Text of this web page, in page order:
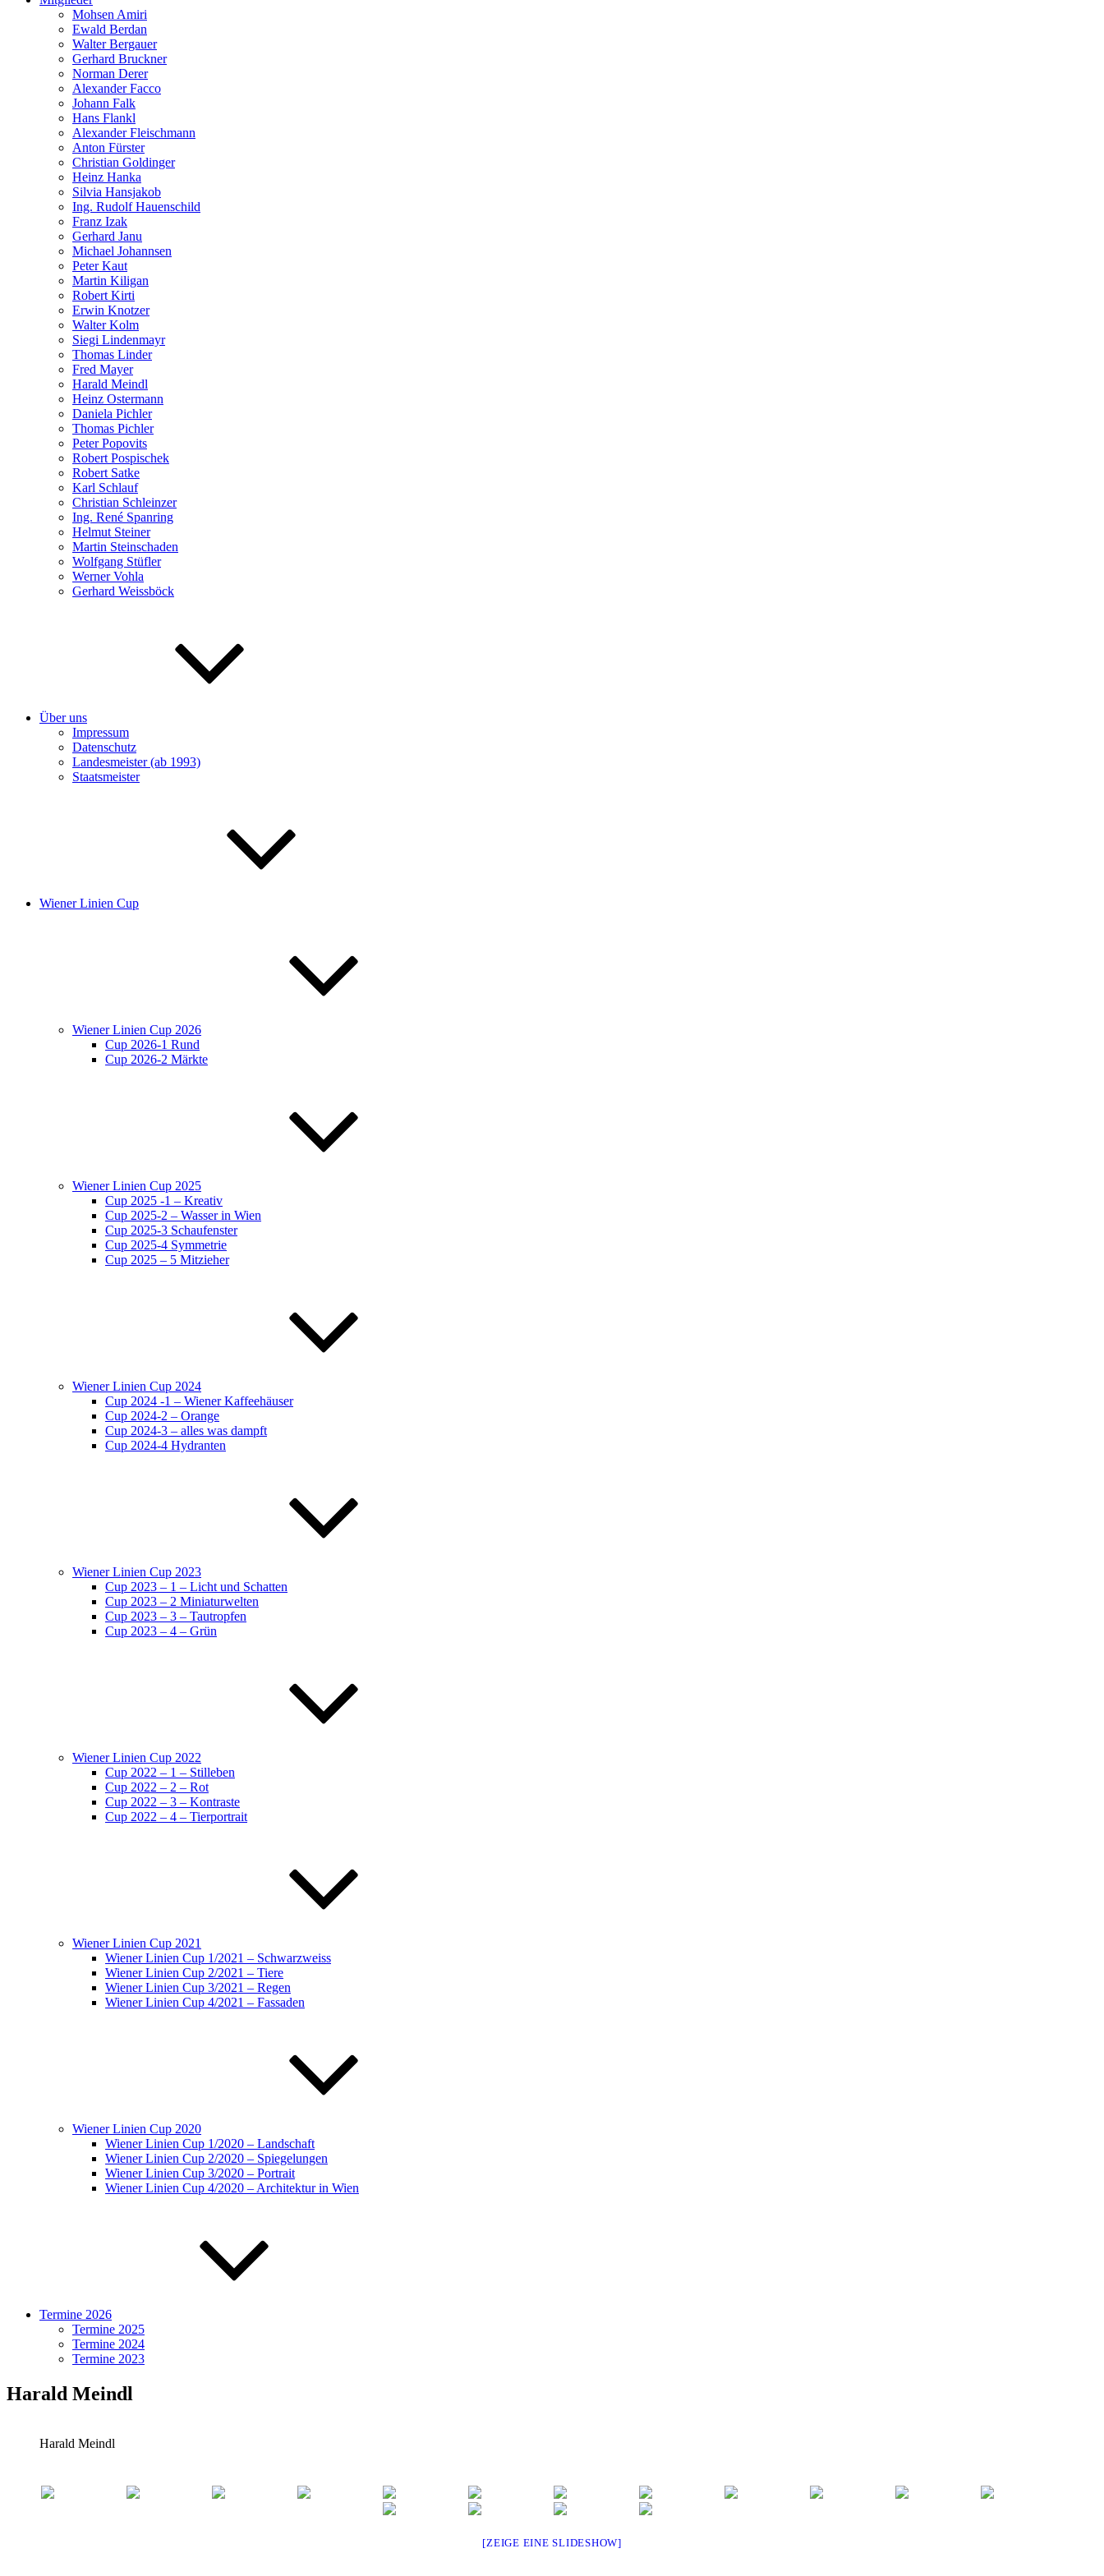
Mohsen Amiri
Ewald Berdan
Walter Bergauer
Gerhard Bruckner
Norman Derer
Alexander Facco
Johann Falk
Hans Flankl
Alexander Fleischmann
Anton Fürster
Christian Goldinger
Heinz Hanka
Silvia Hansjakob
Ing. Rudolf Hauenschild
Franz Izak
Gerhard Janu
Michael Johannsen
Peter Kaut
Martin Kiligan
Robert Kirti
Erwin Knotzer
Walter Kolm
Siegi Lindenmayr
Thomas Linder
Fred Mayer
Harald Meindl
Heinz Ostermann
Daniela Pichler
Thomas Pichler
Peter Popovits
Robert Pospischek
Robert Satke
Karl Schlauf
Christian Schleinzer
Ing. René Spanring
Helmut Steiner
Martin Steinschaden
Wolfgang Stüfler
Werner Vohla
Gerhard Weissböck
Über uns
Impressum
Datenschutz
Landesmeister (ab 1993)
Staatsmeister
Wiener Linien Cup
Wiener Linien Cup 2026
Cup 2026-1 Rund
Cup 2026-2 Märkte
Wiener Linien Cup 2025
Cup 2025 -1 – Kreativ
Cup 2025-2 – Wasser in Wien
Cup 2025-3 Schaufenster
Cup 2025-4 Symmetrie
Cup 2025 – 5 Mitzieher
Wiener Linien Cup 2024
Cup 2024 -1 – Wiener Kaffeehäuser
Cup 2024-2 – Orange
Cup 2024-3 – alles was dampft
Cup 2024-4 Hydranten
Wiener Linien Cup 2023
Cup 2023 – 1 – Licht und Schatten
Cup 2023 – 2 Miniaturwelten
Cup 2023 – 3 – Tautropfen
Cup 2023 – 4 – Grün
Wiener Linien Cup 2022
Cup 2022 – 1 – Stilleben
Cup 2022 – 2 – Rot
Cup 2022 – 3 – Kontraste
Cup 2022 – 4 – Tierportrait
Wiener Linien Cup 2021
Wiener Linien Cup 1/2021 – Schwarzweiss
Wiener Linien Cup 2/2021 – Tiere
Wiener Linien Cup 3/2021 – Regen
Wiener Linien Cup 4/2021 – Fassaden
Wiener Linien Cup 2020
Wiener Linien Cup 1/2020 – Landschaft
Wiener Linien Cup 2/2020 – Spiegelungen
Wiener Linien Cup 3/2020 – Portrait
Wiener Linien Cup 4/2020 – Architektur in Wien
Termine 2026
Termine 2025
Termine 2024
Termine 2023
Harald Meindl
Harald Meindl
[ZEIGE EINE SLIDESHOW]